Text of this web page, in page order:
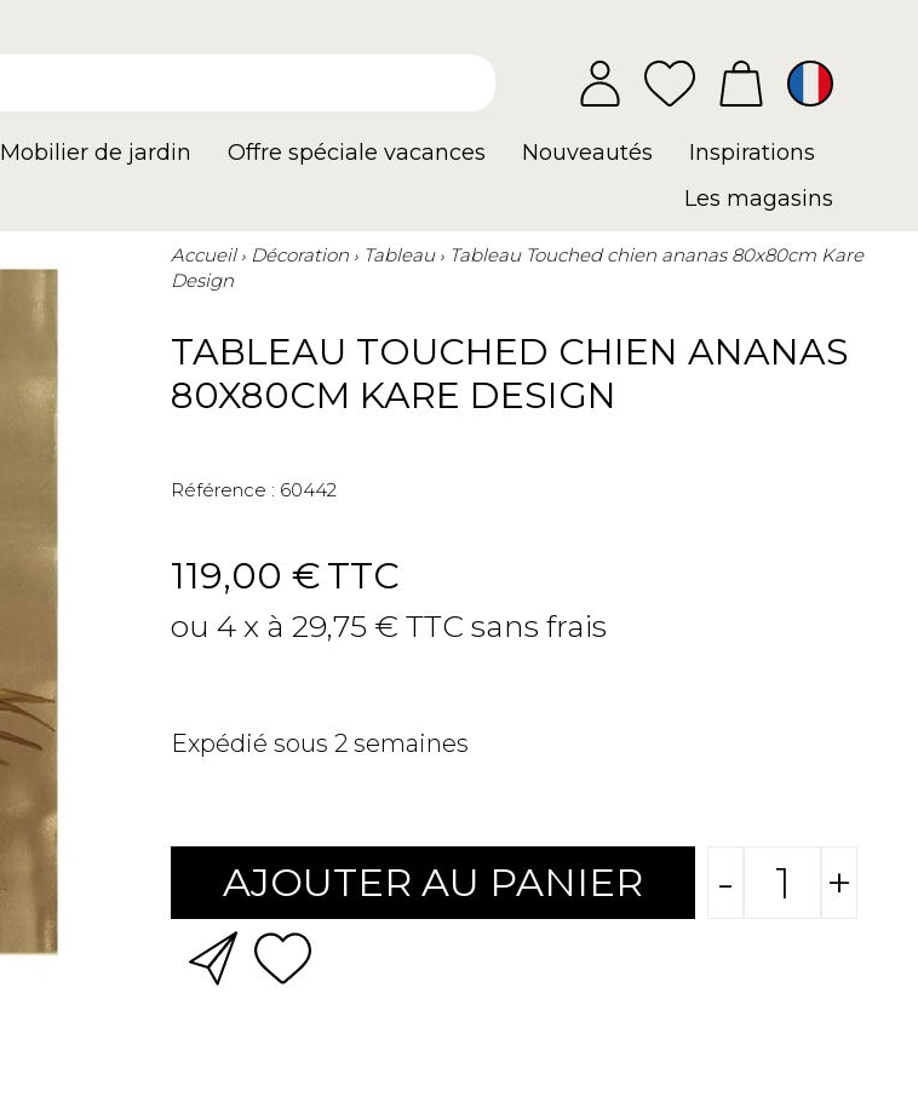
Mobilier de jardin Offre spéciale vacances Nouveautés
Inspirations
Les magasins
Accueil Décoration Tableau
Tableau Touched chien ananas 80x80cm Kare
Design
TABLEAU TOUCHED CHIEN ANANAS
80X80CM KARE DESIGN
Référence : 60442
119,00 €TTC
ou 4 x à 29,75 € TTC sans frais
Expédié sous 2 semaines
AJOUTER AU PANIER - +